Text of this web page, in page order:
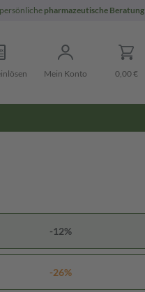
persönliche pharmazeutische Beratung
Mein Konto 0,00 €
-12%
-26%